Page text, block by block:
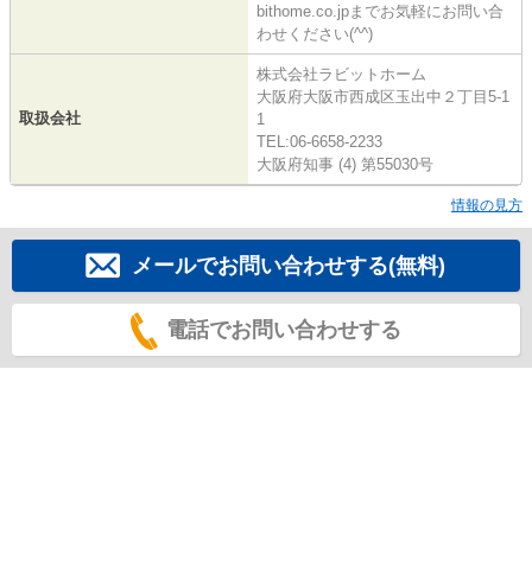
bithome.co.jpまでお気軽にお問い合
わせください(^^)
取扱会社
株式会社ラビットホーム
大阪府大阪市西成区玉出中２丁目5-1
1
TEL:06-6658-2233
大阪府知事 (4) 第55030号
情報の見方
メールでお問い合わせする(無料)
電話でお問い合わせする